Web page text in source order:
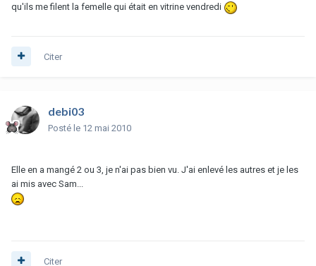
qu'ils me filent la femelle qui était en vitrine vendredi
Citer
debi03
Posté le 12 mai 2010
Elle en a mangé 2 ou 3, je n'ai pas bien vu. J'ai enlevé les autres et je les
ai mis avec Sam...
Citer